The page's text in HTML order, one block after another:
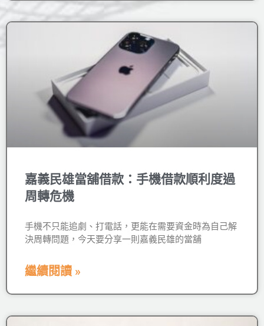
嘉義民雄當舖借款：手機借款順利度過
周轉危機
手機不只能追劇、打電話，更能在需要資金時為自己解
決周轉問題，今天要分享一則嘉義民雄的當舖
繼續閱讀 »